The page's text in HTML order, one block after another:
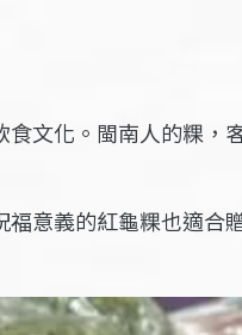
文化。閩南人的粿，
意義的紅龜粿也適合